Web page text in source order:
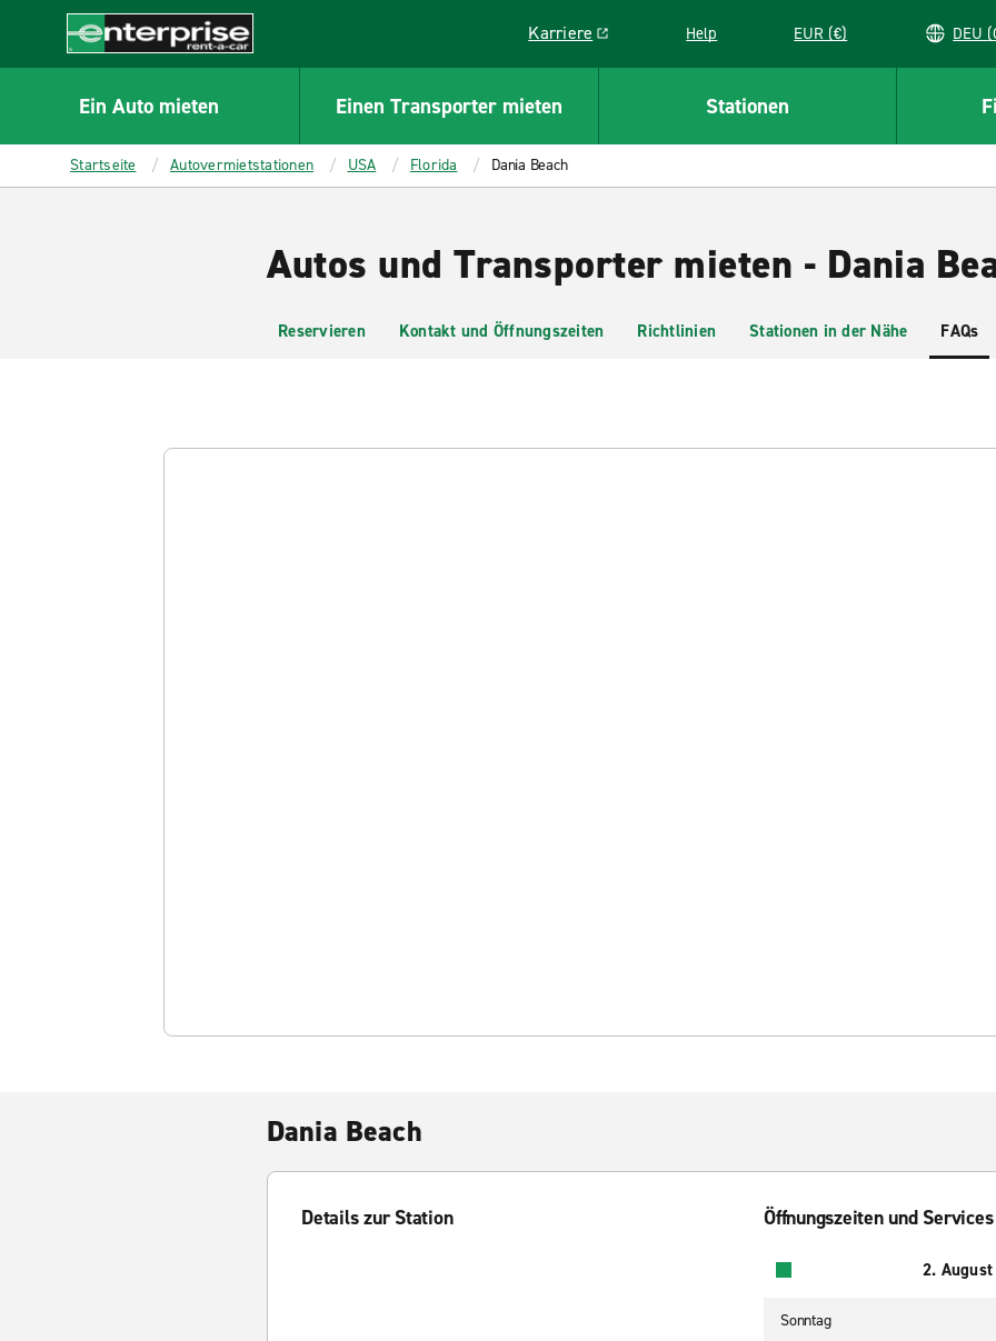
CONTENT
Enterprise
Karriere
Link opens in a new window
Help EUR (€)
Ein Auto mieten Einen Transporter mieten Stationen
Startseite Autovermietstationen USA Florida Dania Beach
Autos und Transporter mieten - Dania
Reservieren Kontakt und Öffnungszeiten Richtlinien Stationen in der Nähe FAQs
Dania Beach
Details zur Station Öffnungszeiten und Services
2.
Sonntag